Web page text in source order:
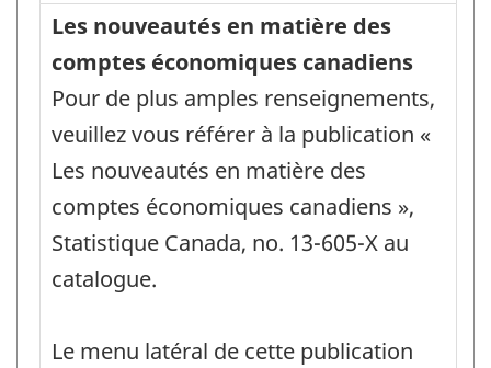
de
l'utilisateur
:
Système
canadien
des
comptes
HTML
Les nouveautés en matière des
comptes économiques canadiens
Pour de plus amples renseignements,
veuillez vous référer à la publication «
Les nouveautés en matière des
comptes économiques canadiens »,
Statistique Canada, no. 13-605-X au
catalogue.
Le menu latéral de cette publication